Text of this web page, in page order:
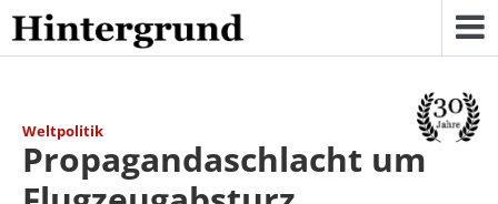
Skip
to
content
Weltpolitik
Propagandaschlacht um